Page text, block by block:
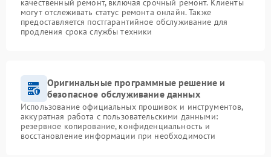
могут отслеживать статус ремонта онлайн. Также
предоставляется постгарантийное обслуживание для
продления срока службы техники
Оригинальные программные решение и
безопасное обслуживание данных
Использование официальных прошивок и инструментов,
аккуратная работа с пользовательскими данными:
резервное копирование, конфиденциальность и
восстановление информации при необходимости